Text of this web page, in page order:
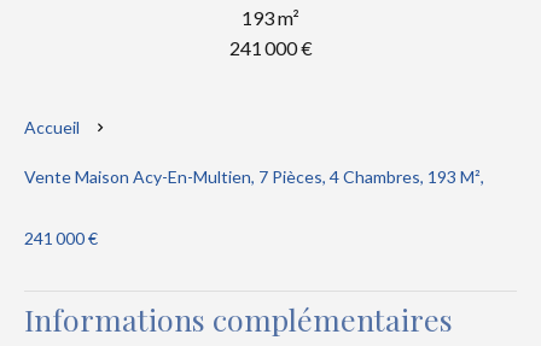
193 m²
241 000 €
Accueil
Vente Maison Acy-En-Multien, 7 Pièces, 4 Chambres, 193 M²,
241 000 €
Informations complémentaires